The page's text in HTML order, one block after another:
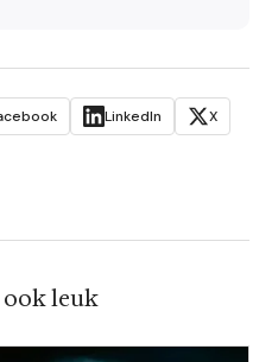
LinkedIn
X
leuk